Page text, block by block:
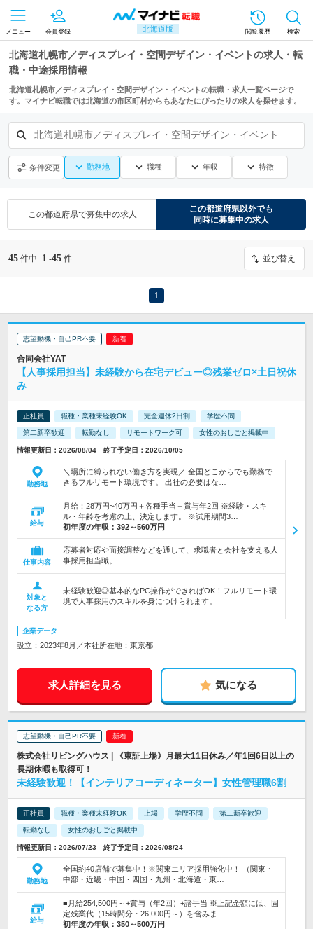
北海道版
メニュー 会員登録 閲覧履歴 検索
北海道札幌市／ディスプレイ・空間デザイン・イベントの求人・転
職・中途採用情報
北海道札幌市／ディスプレイ・空間デザイン・イベントの転職・求人一覧ページで
す。マイナビ転職では北海道の市区町村からもあなたにぴったりの求人を探せます。
北海道札幌市／ディスプレイ・空間デザイン・イベント
条件変更 勤務地 職種 年収 特徴
この都道府県で募集中の求人
この都道府県以外でも
同時に募集中の求人
45 件中 1 -45 件 並び替え
1
志望動機・自己PR不要
合同会社YAT
【人事採用担当】未経験から在宅デビュー◎残業ゼロ×土日祝休
み
正社員 職種・業種未経験OK 完全週休2日制 学歴不問
第二新卒歓迎 転勤なし リモートワーク可 女性のおしごと掲載中
情報更新日：2026/08/04 終了予定日：2026/10/05
勤務地
＼場所に縛られない働き方を実現／ 全国どこからでも勤務で
きるフルリモート環境です。 出社の必要はな…
給与
月給：28万円~40万円＋各種手当＋賞与年2回 ※経験・スキ
ル・年齢を考慮の上、決定します。 ※試用期間3…
初年度の年収： 392～560万円
仕事内容
応募者対応や面接調整などを通して、求職者と会社を支える人
事採用担当職。
対象と
なる方
未経験歓迎◎基本的なPC操作ができればOK！フルリモート環
境で人事採用のスキルを身につけられます。
企業データ
設立：2023年8月／本社所在地：東京都
求人詳細を見る 気になる
志望動機・自己PR不要
株式会社リビングハウス | 《東証上場》月最大11日休み／年1回6日以上の
長期休暇も取得可！
未経験歓迎！【インテリアコーディネーター】女性管理職6割
正社員 職種・業種未経験OK 上場 学歴不問 第二新卒歓迎
転勤なし 女性のおしごと掲載中
情報更新日：2026/07/23 終了予定日：2026/08/24
勤務地
全国約40店舗で募集中！※関東エリア採用強化中！ （関東・
中部・近畿・中国・四国・九州・北海道・東…
給与
■月給254,500円～+賞与（年2回）+諸手当 ※上記金額には、固
定残業代（15時間分・26,000円～）を含みま…
初年度の年収： 350～500万円